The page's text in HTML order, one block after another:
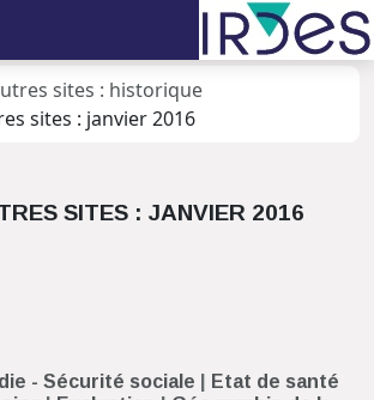
sites : historique
sites : janvier 2016
SITES : JANVIER 2016
- Sécurité sociale
Etat de santé